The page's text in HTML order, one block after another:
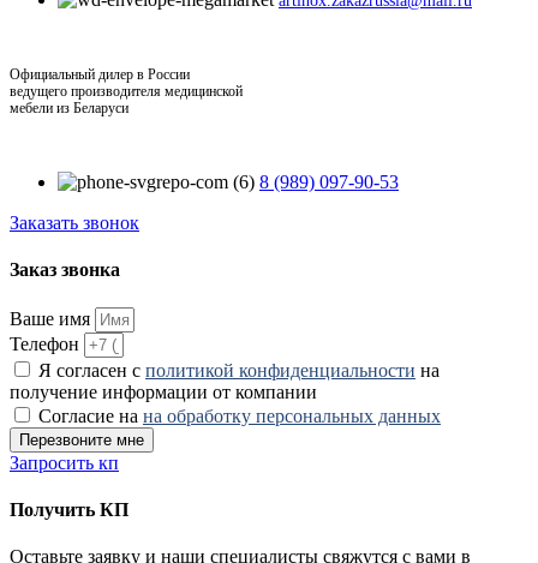
Официальный дилер в России
ведущего производителя медицинской
мебели из Беларуси
8 (989) 097-90-53
Заказать звонок
Заказ звонка
Ваше имя
Телефон
Я согласен с политикой конфиденциальности на
получение информации от компании
Согласие на на обработку персональных данных
Перезвоните мне
Запросить кп
Получить КП
Оставьте заявку и наши специалисты свяжутся с вами в